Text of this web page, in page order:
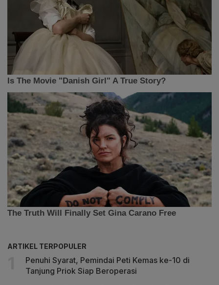
ARTIKEL TERPOPULER
Penuhi Syarat, Pemindai Peti Kemas ke-10 di
Tanjung Priok Siap Beroperasi